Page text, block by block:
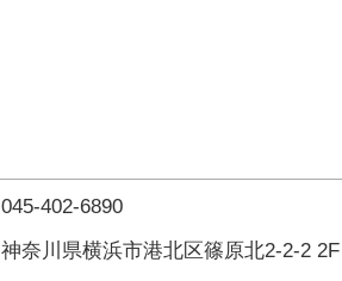
045-402-6890
神奈川県横浜市港北区篠原北2-2-2 2F